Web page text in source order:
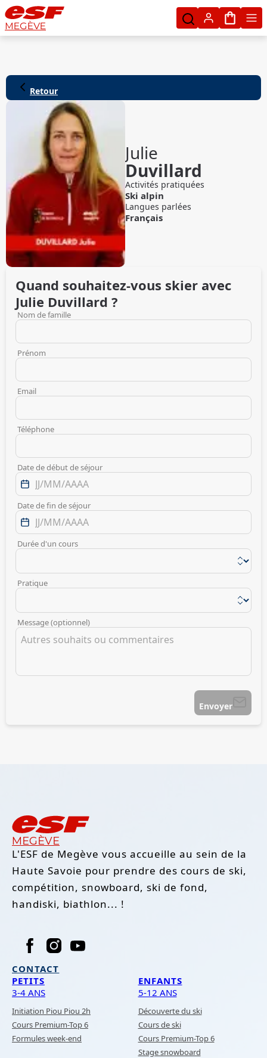
MEGÈVE Mon
Retour
Julie
Duvillard
Activités pratiquées
Ski alpin
Langues parlées
Français
Quand souhaitez-vous skier avec
Julie Duvillard ?
Nom de famille
Prénom
Email
Téléphone
Date de début de séjour
Date de fin de séjour
Durée d'un cours
Pratique
Message (optionnel)
Envoyer
MEGÈVE
L'ESF de Megève vous accueille au sein de la
Haute Savoie pour prendre des cours de ski,
compétition, snowboard, ski de fond,
handiski, biathlon... !
CONTACT
PETITS
3-4 ANS
Initiation Piou Piou 2h
Cours Premium-Top 6
Formules week-end
ENFANTS
5-12 ANS
Découverte du ski
Cours de ski
Cours Premium-Top 6
Stage snowboard